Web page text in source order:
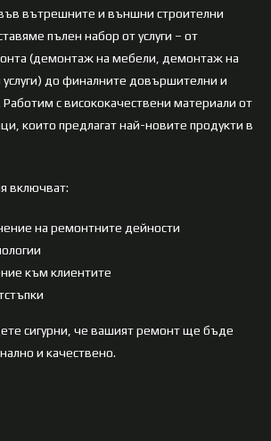
вътрешните и външни строителни
пълен набор от услуги – от
(демонтаж на мебели, демонтаж на
услуги) до финалните довършителни и
с висококачествени материали от
които предлагат най-новите продукти в
включват:
на ремонтните дейности
към клиентите
сигурни, че вашият ремонт ще бъде
и качествено.